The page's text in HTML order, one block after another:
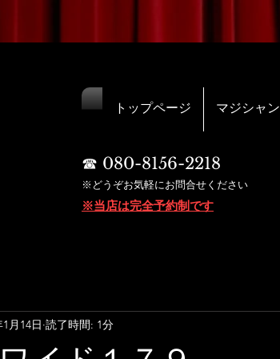
トップページ マジシャン
☎︎ 080-8156-2218
※どうぞお気軽にお問合せください
※当店は完全予約制です
月14日 読了時間: 1分